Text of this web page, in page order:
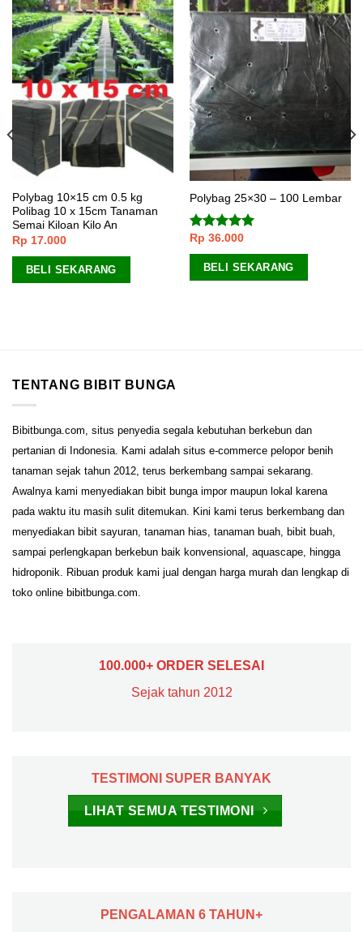
Polybag 10×15 cm 0.5 kg
Polibag 10 x 15cm Tanaman
Semai Kiloan Kilo An
Rp 17.000
BELI SEKARANG
Polybag 25×30 – 100 Lembar
Dinilai5.00
dari 5
Rp 36.000
BELI SEKARANG
TENTANG BIBIT BUNGA
Bibitbunga.com, situs penyedia segala kebutuhan berkebun dan
pertanian di Indonesia. Kami adalah situs e-commerce pelopor benih
tanaman sejak tahun 2012, terus berkembang sampai sekarang.
Awalnya kami menyediakan bibit bunga impor maupun lokal karena
pada waktu itu masih sulit ditemukan. Kini kami terus berkembang dan
menyediakan bibit sayuran, tanaman hias, tanaman buah, bibit buah,
sampai perlengkapan berkebun baik konvensional, aquascape, hingga
hidroponik. Ribuan produk kami jual dengan harga murah dan lengkap di
toko online bibitbunga.com.
100.000+ ORDER SELESAI
Sejak tahun 2012
TESTIMONI SUPER BANYAK
LIHAT SEMUA TESTIMONI
PENGALAMAN 6 TAHUN+